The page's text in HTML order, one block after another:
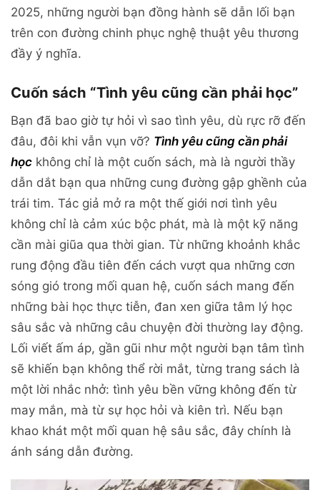
2025, những người bạn đồng hành sẽ dẫn lối bạn
trên con đường chinh phục nghệ thuật yêu thương
đầy ý nghĩa.
Cuốn sách “Tình yêu cũng cần phải học”
Bạn đã bao giờ tự hỏi vì sao tình yêu, dù rực rỡ đến
đâu, đôi khi vẫn vụn vỡ? Tình yêu cũng cần phải
học không chỉ là một cuốn sách, mà là người thầy
dẫn dắt bạn qua những cung đường gập ghềnh của
trái tim. Tác giả mở ra một thế giới nơi tình yêu
không chỉ là cảm xúc bộc phát, mà là một kỹ năng
cần mài giũa qua thời gian. Từ những khoảnh khắc
rung động đầu tiên đến cách vượt qua những cơn
sóng gió trong mối quan hệ, cuốn sách mang đến
những bài học thực tiễn, đan xen giữa tâm lý học
sâu sắc và những câu chuyện đời thường lay động.
Lối viết ấm áp, gần gũi như một người bạn tâm tình
sẽ khiến bạn không thể rời mắt, từng trang sách là
một lời nhắc nhở: tình yêu bền vững không đến từ
may mắn, mà từ sự học hỏi và kiên trì. Nếu bạn
khao khát một mối quan hệ sâu sắc, đây chính là
ánh sáng dẫn đường.